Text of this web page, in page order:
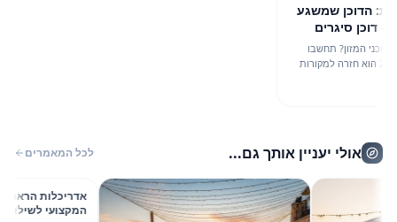
הדוכן שמשגע
סיגרים
המזון? תחשבו
החם של אביב 2026 הוא חזרה למקורות
אולי יעניין אותך גם... לכל המאמרים
אדריכלות הראווה